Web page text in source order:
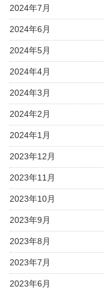
2024年7月
2024年6月
2024年5月
2024年4月
2024年3月
2024年2月
2024年1月
2023年12月
2023年11月
2023年10月
2023年9月
2023年8月
2023年7月
2023年6月